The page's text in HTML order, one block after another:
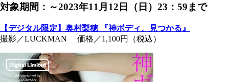
対象期間：～2023年11月12日（日）23：59まで
【デジタル限定】奥村梨穂 『神ボディ、見つかる』
撮影／LUCKMAN 価格／1,100円（税込）